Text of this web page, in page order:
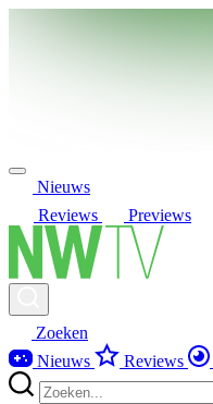
Nieuws
Reviews
Previews
Zoeken
Nieuws
Reviews